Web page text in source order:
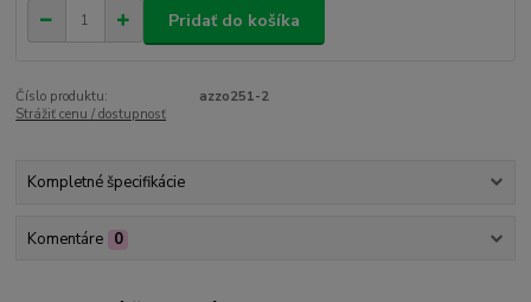
Pridať do košíka
Číslo produktu:
azzo251-2
Strážiť cenu / dostupnosť
Kompletné špecifikácie
Komentáre 0